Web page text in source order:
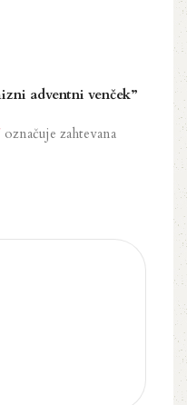
adventni venček”
označuje zahtevana